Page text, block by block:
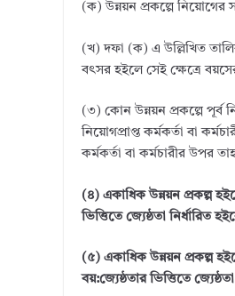
(ক) উন্নয়ন প্রকল্পে নিয়োগের
(খ) দফা (ক) এ উল্লিখিত
বৎসর হইলে সেই ক্ষেত্রে
(৩) কোন উন্নয়ন প্রকল্পে পূর্ব
নিয়োগপ্রাপ্ত কর্মকর্তা বা
কর্মকর্তা বা কর্মচারীর উপর
(৪) একাধিক উন্নয়ন প্রকল্প
ভিত্তিতে জ্যেষ্ঠতা নির্ধারিত
(৫) একাধিক উন্নয়ন প্রকল্প
বয়:জ্যেষ্ঠতার ভিত্তিতে